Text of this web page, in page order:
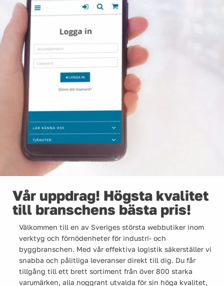
Vår uppdrag! Högsta kvalitet
till branschens bästa pris!
Välkommen till en av Sveriges största webbutiker inom
verktyg och förnödenheter för industri- och
byggbranschen. Med vår effektiva logistik säkerställer vi
snabba och pålitliga leveranser direkt till dig. Du får
tillgång till ett brett sortiment från över 800 starka
varumärken, alla noggrant utvalda för sin höga kvalitet,